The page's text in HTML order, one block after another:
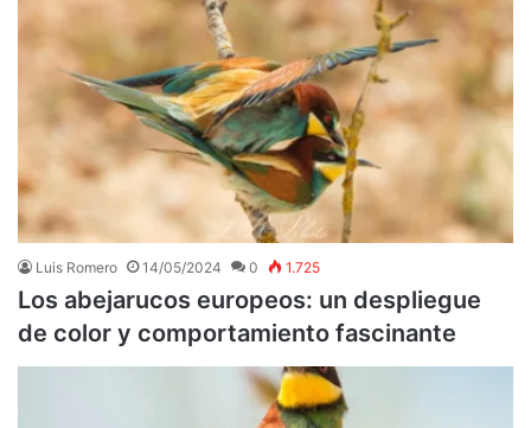
Luis Romero 14/05/2024 0 1.725
Los abejarucos europeos: un despliegue
de color y comportamiento fascinante